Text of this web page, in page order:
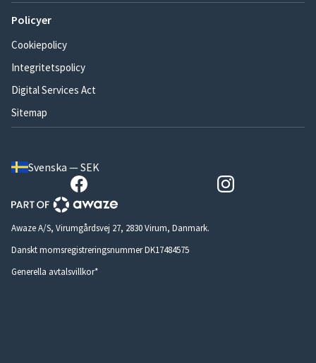
Policyer
Cookiepolicy
Integritetspolicy
Digital Services Act
Sitemap
Svenska — SEK
Awaze A/S, Virumgårdsvej 27, 2830 Virum, Danmark.
Danskt momsregistreringsnummer DK17484575
Generella avtalsvillkor*